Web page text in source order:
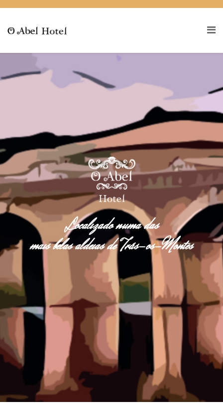
Localizado numa das
mais belas aldeias de Trás-os-Montes